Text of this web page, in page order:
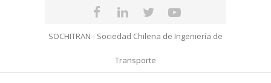
SOCHITRAN - Sociedad Chilena de Ingeniería de
Transporte